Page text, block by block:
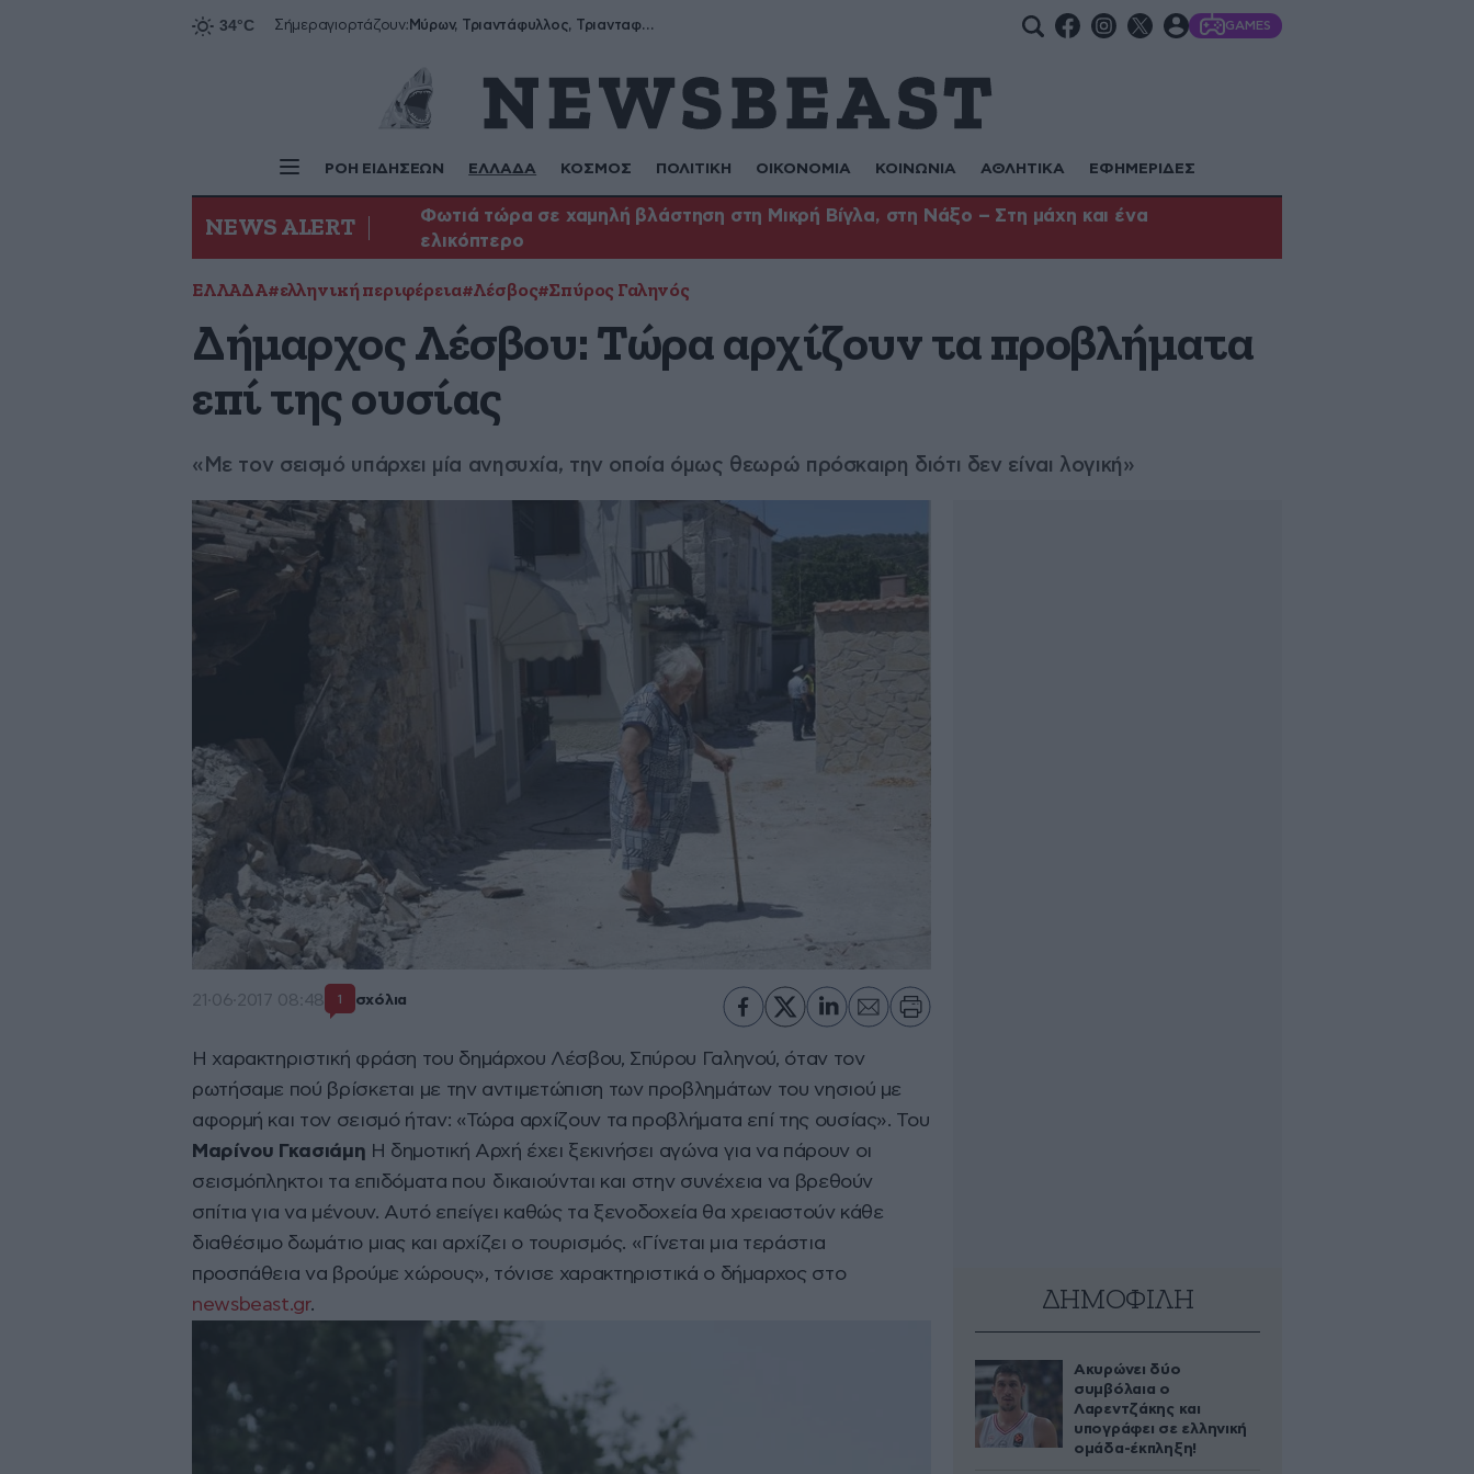
Σήμεραγιορτάζουν: Μύρων, Τριαντάφυλλος, Τριανταφυλλιά, Φυλλιώ, Ρόζα GAMES
ΡΟΗ ΕΙΔΗΣΕΩΝ ΕΛΛΑΔΑ ΚΟΣΜΟΣ ΠΟΛΙΤΙΚΗ ΟΙΚΟΝΟΜΙΑ ΚΟΙΝΩΝΙΑ ΑΘΛΗΤΙΚΑ ΕΦΗΜΕΡΙΔΕΣ
NEWS ALERT
Φωτιά τώρα σε χαμηλή βλάστηση στη Μικρή Βίγλα, στη Νάξο – Στη μάχη και ένα
ελικόπτερο
ΕΛΛΑΔΑ#ελληνική περιφέρεια#Λέσβος#Σπύρος Γαληνός
Δήμαρχος Λέσβου: Τώρα αρχίζουν τα προβλήματα
επί της ουσίας
«Με τον σεισμό υπάρχει μία ανησυχία, την οποία όμως θεωρώ πρόσκαιρη διότι δεν είναι λογική»
21·06·2017 08:48 1 σχόλια
Η χαρακτηριστική φράση του δημάρχου Λέσβου, Σπύρου Γαληνού, όταν τον
ρωτήσαμε πού βρίσκεται με την αντιμετώπιση των προβλημάτων του νησιού με
αφορμή και τον σεισμό ήταν: «Τώρα αρχίζουν τα προβλήματα επί της ουσίας». Του
Μαρίνου Γκασιάμη Η δημοτική Αρχή έχει ξεκινήσει αγώνα για να πάρουν οι
σεισμόπληκτοι τα επιδόματα που δικαιούνται και στην συνέχεια να βρεθούν
σπίτια για να μένουν. Αυτό επείγει καθώς τα ξενοδοχεία θα χρειαστούν κάθε
διαθέσιμο δωμάτιο μιας και αρχίζει ο τουρισμός. «Γίνεται μια τεράστια
προσπάθεια να βρούμε χώρους», τόνισε χαρακτηριστικά ο δήμαρχος στο
newsbeast.gr. ΔΗΜΟΦΙΛΗ
Ακυρώνει δύο
συμβόλαια ο
Λαρεντζάκης και
υπογράφει σε ελληνική
ομάδα-έκπληξη!